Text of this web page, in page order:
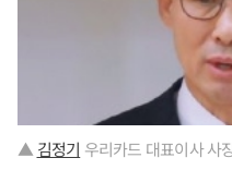
▲ 김정기 우리카드 대표이사 사